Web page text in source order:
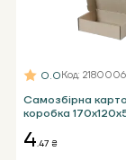
Самозбірна
коробка
0.0Код:
4.47 ₴